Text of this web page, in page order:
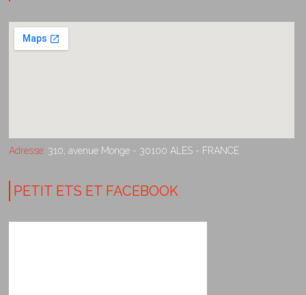
Adresse: 310, avenue Monge - 30100 ALES - FRANCE
PETIT ETS ET FACEBOOK